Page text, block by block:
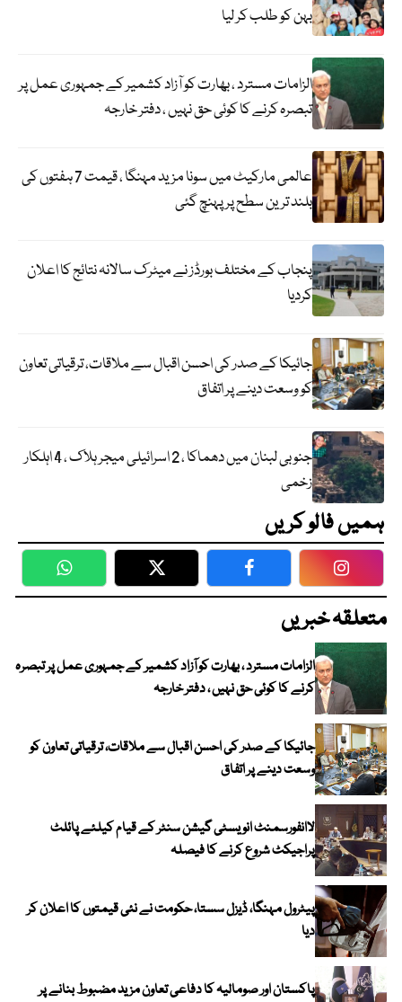
بہن کو طلب کر لیا
الزامات مسترد ، بھارت کو آزاد کشمیر کے جمہوری عمل پر
تبصرہ کرنے کا کوئی حق نہیں ، دفتر خارجہ
عالمی مارکیٹ میں سونا مزید مہنگا ، قیمت 7 ہفتوں کی
بلند ترین سطح پر پہنچ گئی
پنجاب کے مختلف بورڈز نے میٹرک سالانہ نتائج کا اعلان
کردیا
جائیکا کے صدر کی احسن اقبال سے ملاقات، ترقیاتی تعاون
کو وسعت دینے پر اتفاق
جنوبی لبنان میں دھماکا ، 2 اسرائیلی میجر ہلاک ، 4 اہلکار
زخمی
ہمیں فالو کریں
WhatsApp Twitter Facebook
متعلقہ خبریں
الزامات مسترد ، بھارت کو آزاد کشمیر کے جمہوری عمل پر تبصرہ
کرنے کا کوئی حق نہیں ، دفتر خارجہ
جائیکا کے صدر کی احسن اقبال سے ملاقات، ترقیاتی تعاون کو
وسعت دینے پر اتفاق
لاانفورسمنٹ انویسٹی گیشن سنٹر کے قیام کیلئے پائلٹ
پراجیکٹ شروع کرنے کا فیصلہ
پیٹرول مہنگا، ڈیزل سستا، حکومت نے نئی قیمتوں کا اعلان کر
دیا
پاکستان اور صومالیہ کا دفاعی تعاون مزید مضبوط بنانے پر